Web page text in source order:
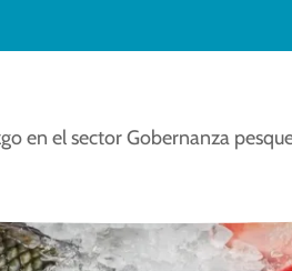
en el sector Gobernanza